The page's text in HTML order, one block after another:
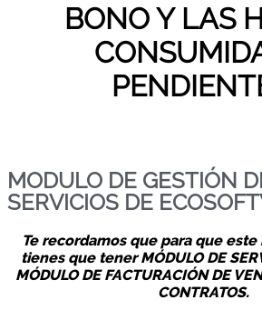
BONO Y LAS
MODULO DE GESTIÓN
SERVICIOS DE
Te recordamos que para que
tienes que tener MÓDULO DE
MÓDULO DE FACTURACIÓN DE
CONTRATOS.